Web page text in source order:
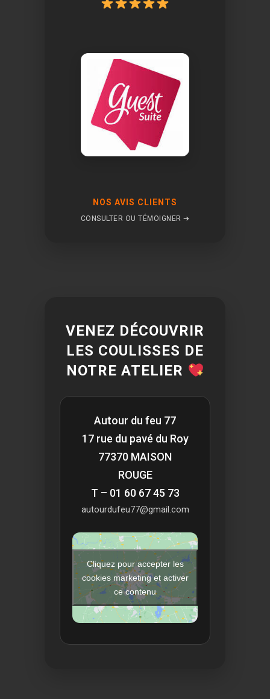
NOS AVIS CLIENTS
CONSULTER OU TÉMOIGNER ➔
VENEZ DÉCOUVRIR
LES COULISSES DE
NOTRE ATELIER
Autour du feu 77
17 rue du pavé du Roy
77370 MAISON
ROUGE
T – 01 60 67 45 73
autourdufeu77@gmail.com
Cliquez pour accepter les
cookies marketing et activer
ce contenu